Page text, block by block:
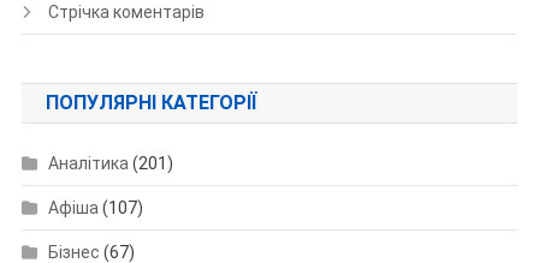
Стрічка коментарів
ПОПУЛЯРНІ КАТЕГОРІЇ
Аналітика (201)
Афіша (107)
Бізнес (67)